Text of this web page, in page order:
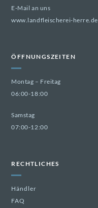
E-Mail an uns
www.landfleischerei-herre.de
ÖFFNUNGSZEITEN
Montag – Freitag
06:00-18:00
Samstag
07:00-12:00
RECHTLICHES
Händler
FAQ